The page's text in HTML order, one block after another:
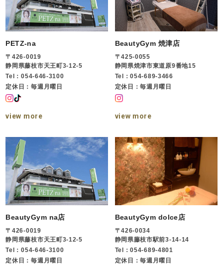
PETZ-na
〒426-0019
静岡県藤枝市天王町3-12-5
Tel：054-646-3100
定休日：毎週月曜日
view more
BeautyGym 焼津店
〒425-0055
静岡県焼津市東道原9番地15
Tel：054-689-3466
定休日：毎週月曜日
view more
BeautyGym na店
〒426-0019
静岡県藤枝市天王町3-12-5
Tel：054-646-3100
定休日：毎週月曜日
BeautyGym dolce店
〒426-0034
静岡県藤枝市駅前3-14-14
Tel：054-689-4801
定休日：毎週月曜日